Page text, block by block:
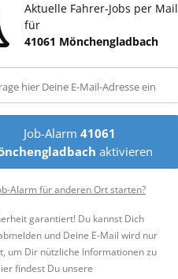
Aktuelle Fahrer-Jobs per Mail
für
41061 Mönchengladbach
Job-Alarm 41061
aktivieren
Alarm für anderen Ort starten?
garantiert! Du kannst Dich
und Deine E-Mail wird nur
um Dir nützliche Informationen zu
findest Du unsere